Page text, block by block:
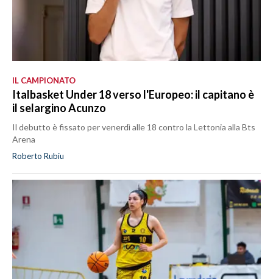
IL CAMPIONATO
Italbasket Under 18 verso l'Europeo: il capitano è
il selargino Acunzo
Il debutto è fissato per venerdì alle 18 contro la Lettonia alla Bts
Arena
Roberto Rubiu